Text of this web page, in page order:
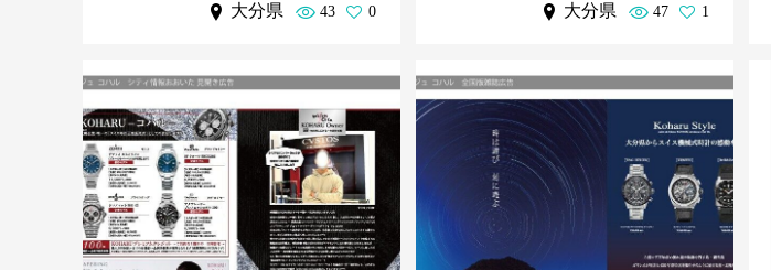
大分県 43 0 大分県 47 1